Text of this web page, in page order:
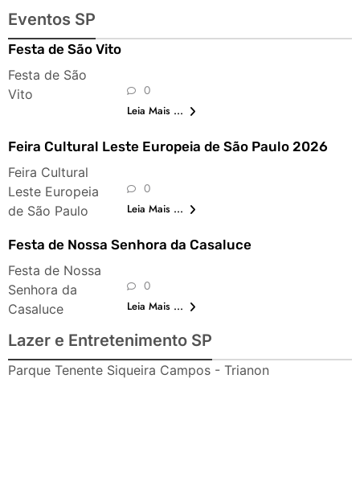
Eventos SP
Festa de São Vito
Festa de São
Vito
0
Leia Mais ...
Feira Cultural Leste Europeia de São Paulo 2026
Feira Cultural
Leste Europeia
de São Paulo
0
Leia Mais ...
Festa de Nossa Senhora da Casaluce
Festa de Nossa
Senhora da
Casaluce
0
Leia Mais ...
Lazer e Entretenimento SP
Parque Tenente Siqueira Campos - Trianon